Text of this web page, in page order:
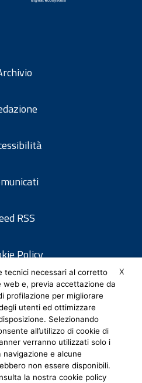
RSS
Policy
privacy
legali
Policy
X
tecnici necessari al corretto
e, previa accettazione da
profilazione per migliorare
utenti ed ottimizzare
Selezionando
all’utilizzo di cookie di
verranno utilizzati solo i
e alcune
non essere disponibili.
la nostra cookie policy